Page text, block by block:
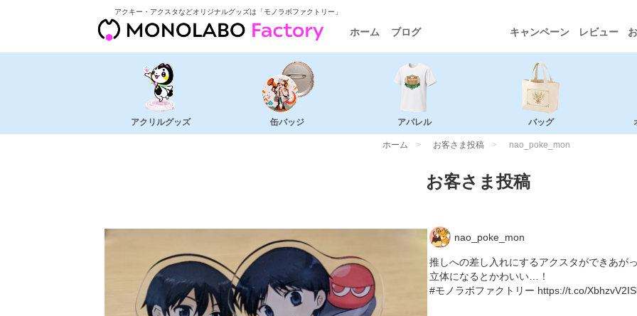
アクキー・アクスタなどオリジナルグッズは「モノラボファクトリー」
ホーム ブログ キャンペーン レビュー
アクリルグッズ 缶バッジ アパレル バッグ
ホーム お客さま投稿 nao_poke_mon
お客さま投稿
nao_poke_mon
推しへの差し入れにするアクスタができあが
立体になるとかわいい…！
#モノラボファクトリー https://t.co/